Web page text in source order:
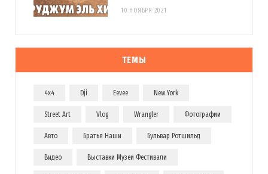
10 НОЯБРЯ 2021
ТЕМЫ
4x4 Dji Eevee New York
Street Art Vlog Wrangler Фотографии
Авто Братья Наши Бульвар Ротшильд
Видео Выставки Музеи Фестивали